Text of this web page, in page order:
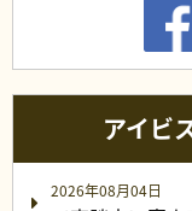
アイビ
2026年08月04日